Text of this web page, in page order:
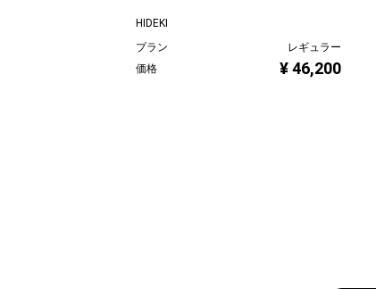
HIDEKI
プラン
レギュラー
価格
¥ 46,200